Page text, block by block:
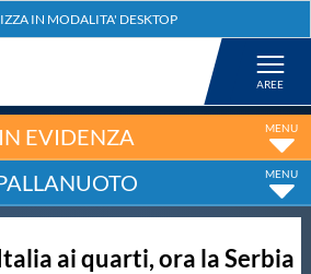
IN EVIDENZA
ai quarti, ora la Serbia